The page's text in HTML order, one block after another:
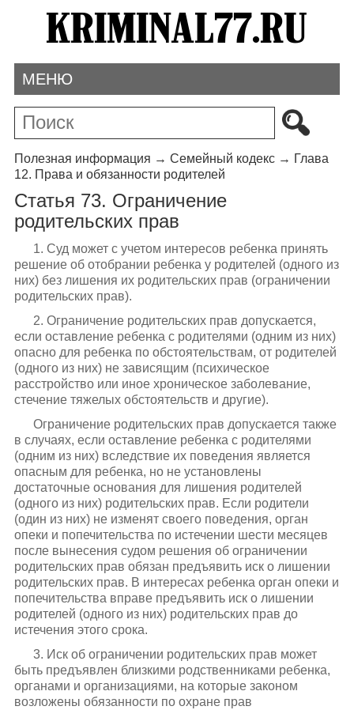
МЕНЮ
Полезная информация → Семейный кодекс→ Глава
12. Права и обязанности родителей
Статья 73. Ограничение
родительских прав
1. Суд может с учетом интересов ребенка принять
решение об отобрании ребенка у родителей (одного из
них) без лишения их родительских прав (ограничении
родительских прав).
2. Ограничение родительских прав допускается,
если оставление ребенка с родителями (одним из них)
опасно для ребенка по обстоятельствам, от родителей
(одного из них) не зависящим (психическое
расстройство или иное хроническое заболевание,
стечение тяжелых обстоятельств и другие).
Ограничение родительских прав допускается также
в случаях, если оставление ребенка с родителями
(одним из них) вследствие их поведения является
опасным для ребенка, но не установлены
достаточные основания для лишения родителей
(одного из них) родительских прав. Если родители
(один из них) не изменят своего поведения, орган
опеки и попечительства по истечении шести месяцев
после вынесения судом решения об ограничении
родительских прав обязан предъявить иск о лишении
родительских прав. В интересах ребенка орган опеки и
попечительства вправе предъявить иск о лишении
родителей (одного из них) родительских прав до
истечения этого срока.
3. Иск об ограничении родительских прав может
быть предъявлен близкими родственниками ребенка,
органами и организациями, на которые законом
возложены обязанности по охране прав